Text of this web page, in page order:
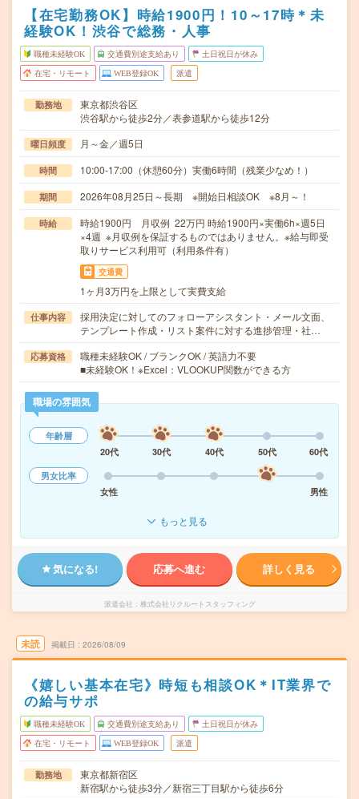
【在宅勤務OK】時給1900円！10～17時＊未
経験OK！渋谷で総務・人事
職種未経験OK 交通費別途支給あり 土日祝日が休み
在宅・リモート WEB登録OK 派遣
勤務地
東京都渋谷区
渋谷駅から徒歩2分／表参道駅から徒歩12分
曜日頻度 月～金／週5日
時間 10:00-17:00（休憩60分）実働6時間（残業少なめ！）
期間 2026年08月25日～長期 ※開始日相談OK ※8月～！
時給
時給1900円 月収例 22万円 時給1900円×実働6h×週5日
×4週 ※月収例を保証するものではありません。※給与即受
取りサービス利用可（利用条件有）
交通費
1ヶ月3万円を上限として実費支給
仕事内容
採用決定に対してのフォローアシスタント・メール文面、
テンプレート作成・リスト案件に対する進捗管理・社…
応募資格
職種未経験OK / ブランクOK / 英語力不要
■未経験OK！※Excel：VLOOKUP関数ができる方
職場の雰囲気
年齢層
20代
30代 40代 50代
60代
男女比率
女性
男性
もっと見る
気になる! 応募へ進む 詳しく見る
派遣会社 株式会社リクルートスタッフィング
未読 掲載日 2026/08/09
《嬉しい基本在宅》時短も相談OK＊IT業界で
の給与サポ
職種未経験OK 交通費別途支給あり 土日祝日が休み
在宅・リモート WEB登録OK 派遣
勤務地
東京都新宿区
新宿駅から徒歩3分／新宿三丁目駅から徒歩6分